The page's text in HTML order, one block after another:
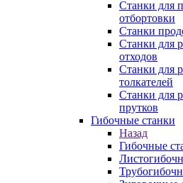
Станки для
отбортовки
Станки
Станки для
отходов
Станки для
толкателей
Станки для
прутков
Гибочные станки
Назад
Гибочные